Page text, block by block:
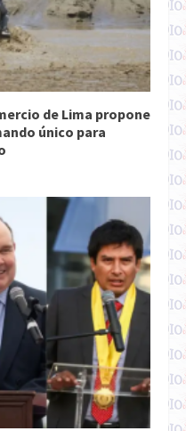
de Lima propone
único para